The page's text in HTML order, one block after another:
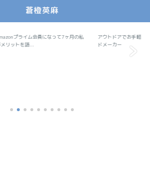
蒼橙英麻
おとえま モノデザ
あおとえま）の物作りデザイン研究所
Amazonプライム会員になって7ヶ月の私
リットを語...
アウトドア
アウトドアでお手軽料
ドメーカー